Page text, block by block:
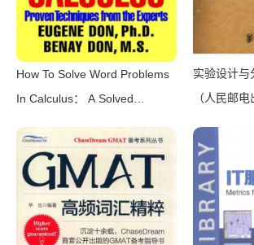
How To Solve Word Problems
In Calculus： A Solved
Don， Benay Don）
（McGraw-Hill 2006）
实验设计与
（人民邮电